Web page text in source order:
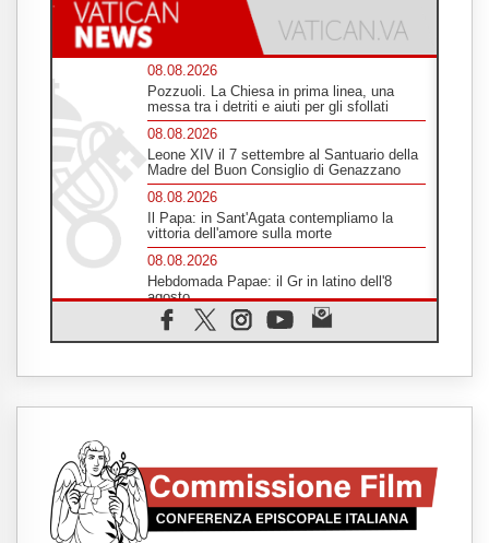
08.08.2026
Pozzuoli. La Chiesa in prima linea, una
messa tra i detriti e aiuti per gli sfollati
08.08.2026
Leone XIV il 7 settembre al Santuario della
Madre del Buon Consiglio di Genazzano
08.08.2026
Il Papa: in Sant'Agata contempliamo la
vittoria dell'amore sulla morte
08.08.2026
Hebdomada Papae: il Gr in latino dell'8
agosto
08.08.2026
Spin Time, Reina: Cristo non abita nei
senzatetto
08.08.2026
08.08.2026
Argentina, l'arcivescovo Colombo: "La
visita del Papa messaggio di pace e
dignità"